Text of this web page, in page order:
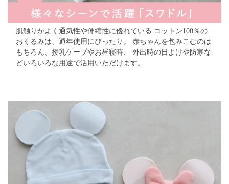
肌触りがよく通気性や伸縮性に優れている コットン100％の
おくるみは、通年使用にぴったり。
赤ちゃんを包みこむのは
もちろん、授乳ケープやお昼寝時、
外出時の日よけや防寒な
どいろいろな用途で活用いただけます。